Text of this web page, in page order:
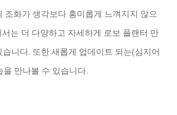
조화가 생각보다 흥미롭게 느껴지지 않으
는 더 다양하고 자세하게 로보 플랜터 만
니다. 또한 새롭게 업데이트 되는(심지어
만나볼 수 있습니다.